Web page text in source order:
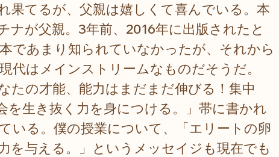
果てるが、父親は嬉しくて喜んでいる。本
ナが父親。3年前、2016年に出版されたと
であまり知られていなかったが、それから
代はメインストリームなものだそうだ。
たの才能、能力はまだまだ伸びる！集中
を生き抜く力を身につける。」帯に書かれ
いる。僕の授業について、「エリートの卵
を与える。」というメッセイジも現在でも